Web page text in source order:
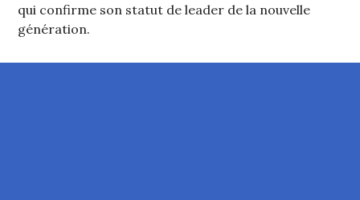
qui confirme son statut de leader de la nouvelle
génération.